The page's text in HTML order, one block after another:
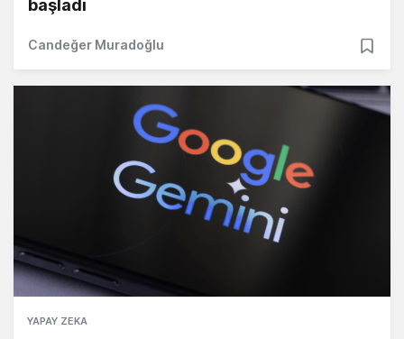
başladı
Candeğer Muradoğlu
YAPAY ZEKA